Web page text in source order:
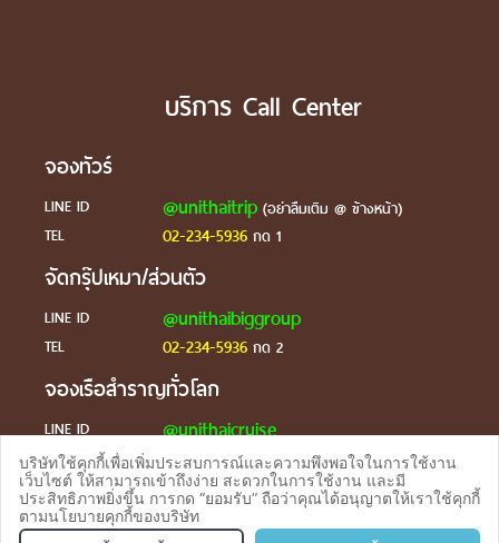
จองทัวร TEL
บริการ Call Center
จองทัวร์
LINE ID @unithaitrip(อย่าลืมเติม @ ข้างหน้า)
TEL
02-234-5936กด 1
จัดกรุ๊ปเหมา/ส่วนตัว
LINE ID @unithaibiggroup
TEL 02-234-5936กด 2
จองเรือสำราญทั่วโลก
LINE ID @unithaicruise
ร้องเรียน
LINE ID @unithaicare
บริษัทใช้คุกกี้เพื่อเพิ่มประสบการณ์และความพึงพอใจในการใช้งาน
เว็บไซต์ ให้สามารถเข้าถึงง่าย สะดวกในการใช้งาน และมี
ประสิทธิภาพยิ่งขึ้น การกด “ยอมรับ” ถือว่าคุณได้อนุญาตให้เราใช้คุกกี้
ตามนโยบายคุกกี้ของบริษัท